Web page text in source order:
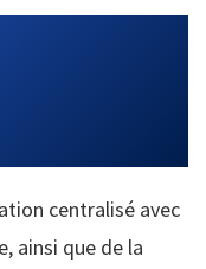
centralisé avec
ainsi que de la